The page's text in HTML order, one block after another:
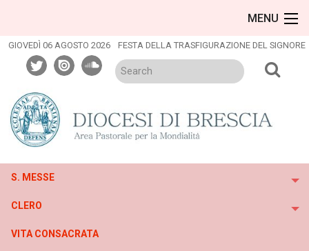
content
MENU
GIOVEDÌ 06 AGOSTO 2026 FESTA DELLA TRASFIGURAZIONE DEL SIGNORE
twitterissuusoundcloud
S. MESSE
CLERO
VITA CONSACRATA